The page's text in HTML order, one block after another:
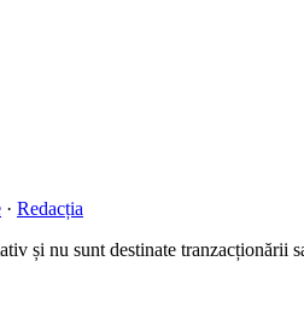
· Redacția
și nu sunt destinate tranzacționării